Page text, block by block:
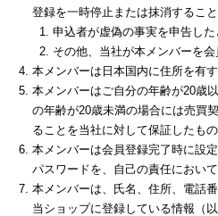
登録を一時停止または抹消すること
申込者が虚偽の事実を申告した
その他、当社が本メンバーを
本メンバーは日本国内に住所を有
本メンバーはご自分の年齢が20歳
の年齢が20歳未満の場合には売買
ることを当社に対して保証したもの
本メンバーは会員登録完了時に設
パスワードを、自己の責任におい
本メンバーは、氏名、住所、電話
当ショップに登録している情報（